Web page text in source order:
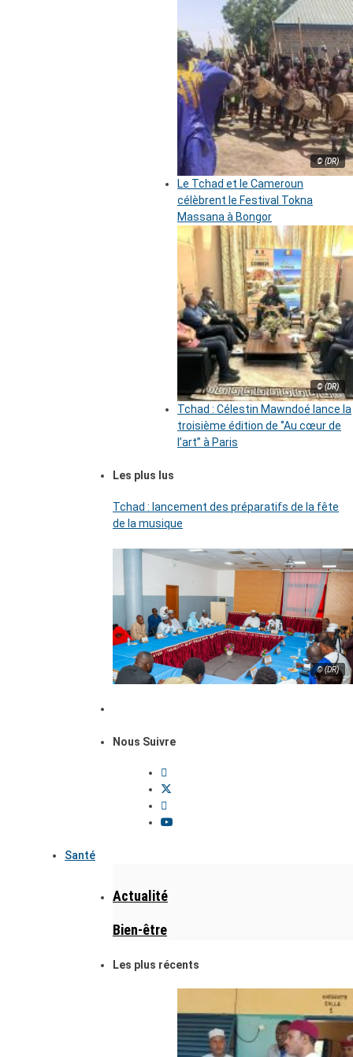
© (DR)
Le Tchad et le Cameroun
célèbrent le Festival Tokna
Massana à Bongor
© (DR)
Tchad : Célestin Mawndoé lance la
troisième édition de ‘’Au cœur de
l’art’’ à Paris
Les plus lus
Tchad : lancement des préparatifs de la fête
de la musique
© (DR)
Nous Suivre
Santé
Actualité
Bien-être
Les plus récents